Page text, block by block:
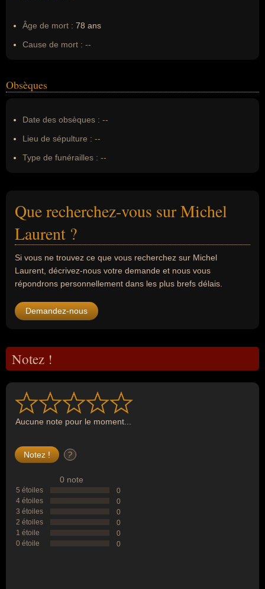
Âge de mort : 78 ans
Cause de mort : --
Obsèques
Date des obsèques : --
Lieu de sépulture : --
Type de funérailles : --
Que recherchez-vous sur Michel
Laurent ?
Si vous ne trouvez ce que vous recherchez sur Michel
Laurent, décrivez-nous votre demande et nous vous
répondrons personnellement dans les plus brefs délais.
Demandez-nous
Notez !
Aucune note pour le moment...
?
0 note
5 étoiles
0
4 étoiles
0
3 étoiles
0
2 étoiles
0
1 étoile
0
0 étoile
0